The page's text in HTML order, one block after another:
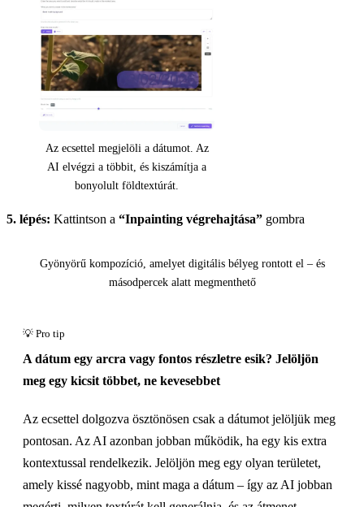
Az ecsettel megjelöli a dátumot. Az
AI elvégzi a többit, és kiszámítja a
bonyolult földtextúrát.
5. lépés: Kattintson a “Inpainting végrehajtása” gombra
Előtte
Gyönyörű kompozíció, amelyet digitális bélyeg rontott el – és
másodpercek alatt megmenthető
A dátum egy arcra vagy fontos részletre esik? Jelöljön
meg egy kicsit többet, ne kevesebbet
Az ecsettel dolgozva ösztönösen csak a dátumot jelöljük meg
pontosan. Az AI azonban jobban működik, ha egy kis extra
kontextussal rendelkezik. Jelöljön meg egy olyan területet,
amely kissé nagyobb, mint maga a dátum – így az AI jobban